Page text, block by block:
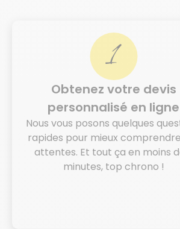
Obtenez votre devis
personnalisé en ligne
Nous vous posons quelques
rapides pour mieux
attentes. Et tout ça en moins
minutes, top chrono !